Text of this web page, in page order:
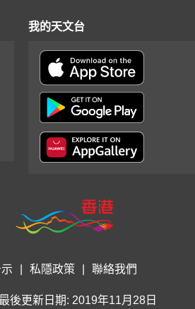
我的天文台
私隱政策 聯絡我們
最後更新日期: 2019年11月28日